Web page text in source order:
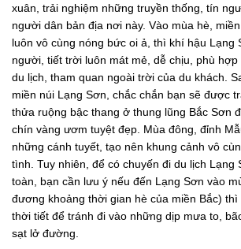
xuân, trải nghiệm những truyền thống, tín
người dân bản địa nơi này. Vào mùa hè,
luôn vô cùng nóng bức oi ả, thì khí hậu Lạng
người, tiết trời luôn mát mẻ, dễ chịu, phù hợp
du lịch, tham quan ngoài trời của du khách.
miền núi Lạng Sơn, chắc chắn bạn sẽ được
thửa ruộng bậc thang ở thung lũng Bắc Sơn
chín vàng ươm tuyệt đẹp. Mùa đông, đỉnh
những cánh tuyết, tạo nên khung cảnh vô
tình. Tuy nhiên, để có chuyến đi du lịch Lạng
toàn, bạn cần lưu ý nếu đến Lạng Sơn vào
đương khoảng thời gian hè của miền Bắc)
thời tiết để tránh đi vào những dịp mưa to,
sạt lở đường.